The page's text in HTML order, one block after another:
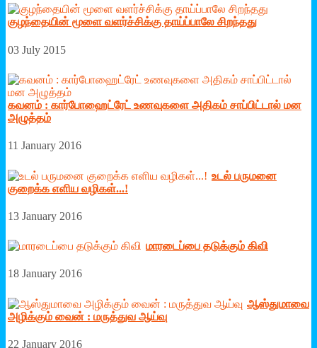
குழந்தையின் மூளை வளர்ச்சிக்கு தாய்ப்பாலே சிறந்தது
03 July 2015
கவனம் : கார்போஹைட்ரேட் உணவுகளை அதிகம் சாப்பிட்டால் மன
அழுத்தம்
11 January 2016
உடல் பருமனை
குறைக்க எ‌ளிய வழிகள்...!
13 January 2016
மாரடைப்பை தடுக்கும் கிவி
18 January 2016
ஆஸ்துமாவை
அழிக்கும் வைன் : மருத்துவ ஆய்வு
22 January 2016